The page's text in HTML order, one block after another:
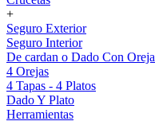
+
Seguro Exterior
Seguro Interior
De cardan o Dado Con Oreja
4 Orejas
4 Tapas - 4 Platos
Dado Y Plato
Herramientas